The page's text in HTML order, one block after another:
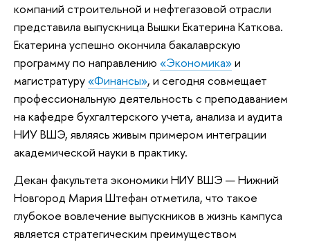
компаний строительной и нефтегазовой отрасли
представила выпускница Вышки Екатерина Каткова.
Екатерина успешно окончила бакалаврскую
программу по направлению «Экономика»и
магистратуру «Финансы», и сегодня совмещает
профессиональную деятельность с преподаванием
на кафедре бухгалтерского учета, анализа и аудита
НИУ ВШЭ, являясь живым примером интеграции
академической науки в практику.
Декан факультета экономики НИУ ВШЭ — Нижний
Новгород Мария Штефан отметила, что такое
глубокое вовлечение выпускников в жизнь кампуса
является стратегическим преимуществом